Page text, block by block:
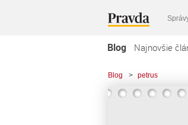
Blog Najnovšie
Blog > petrus